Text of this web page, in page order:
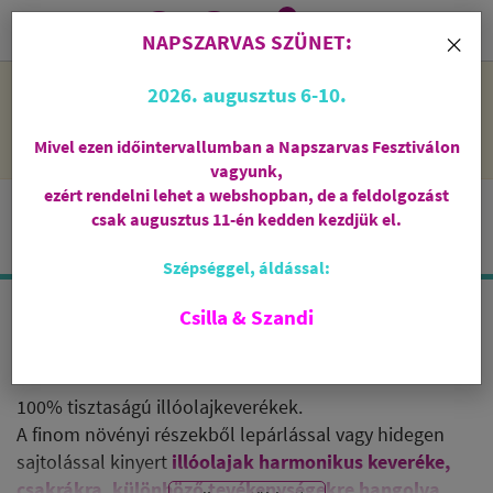
NAPSZARVAS SZÜNET: 2026. augusztus 6-10 - rendelni lehet
feldolgozni őket.
i
0
ILLÓOLAJKEVERÉKEK
100% tisztaságú illóolajkeverékek.
A finom növényi részekből lepárlással vagy hidegen
sajtolással kinyert illóolajak harmonikus keveréke,
×
NAPSZARVAS SZÜNET:
2026. augusztus 6-10.
Mivel ezen időintervallumban a Napszarvas Fesztiválon
vagyunk,
ezért rendelni lehet a webshopban, de a feldolgozást
csak augusztus 11-én kedden kezdjük el.
Szépséggel, áldással:
Csilla & Szandi